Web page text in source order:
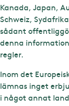
Kanada, Japan,
Schweiz,
sådant
denna
regler.
Inom det
lämnas inget
i något annat